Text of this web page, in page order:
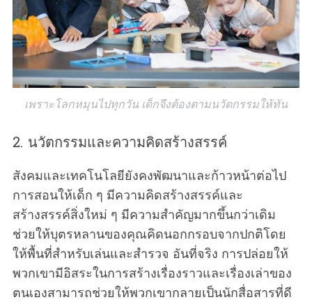
เพราะโลกหมุนไปทุกวัน เด็กจึงต้องตามนวัตกรรมให้ทัน
2. นวัตกรรมและความคิดสร้างสรรค์
สังคมและเทคโนโลยียังคงพัฒนาและก้าวหน้าต่อไป
การสอนให้เด็ก ๆ มีความคิดสร้างสรรค์และ
สร้างสรรค์สิ่งใหม่ ๆ มีความสำคัญมากขึ้นกว่าเดิม
ช่วยให้บุตรหลานของคุณคิดนอกกรอบจากปกติโดย
ให้พื้นที่สำหรับเล่นและสำรวจ อันที่จริง การปล่อยให้
พวกเขามีอิสระในการสร้างเรื่องราวและเรื่องเล่าของ
ตนเองสามารถช่วยให้พวกเขากลายเป็นนักสื่อสารที่ดี